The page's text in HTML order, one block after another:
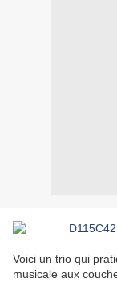
Voici un trio qui
musicale aux